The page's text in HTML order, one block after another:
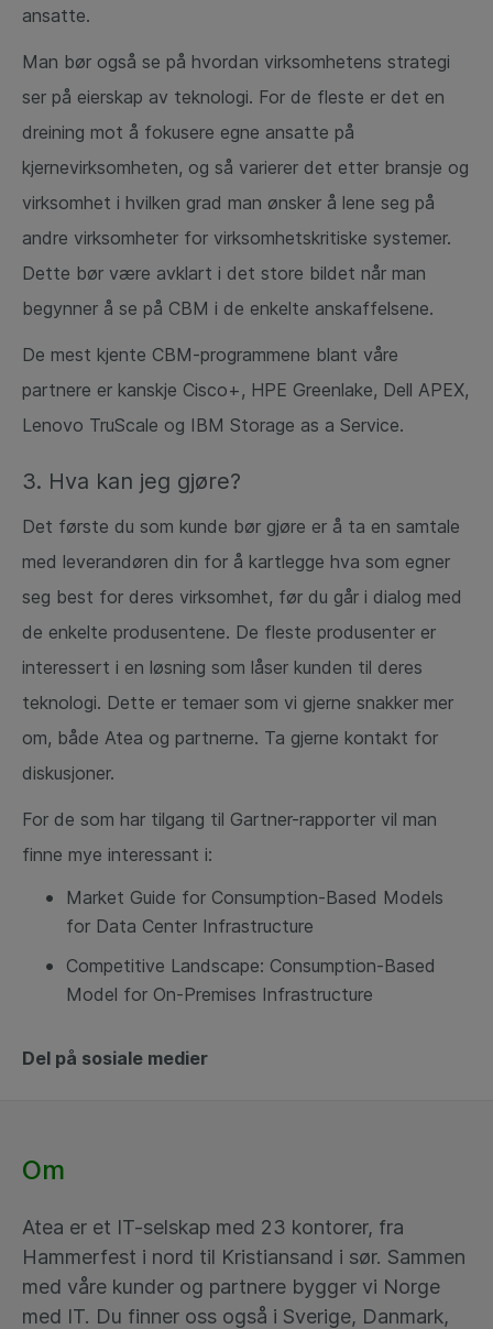
ansatte.
Man bør også se på hvordan virksomhetens strategi
ser på eierskap av teknologi. For de fleste er det en
dreining mot å fokusere egne ansatte på
kjernevirksomheten, og så varierer det etter bransje og
virksomhet i hvilken grad man ønsker å lene seg på
andre virksomheter for virksomhetskritiske systemer.
Dette bør være avklart i det store bildet når man
begynner å se på CBM i de enkelte anskaffelsene.
De mest kjente CBM-programmene blant våre
partnere er kanskje Cisco+, HPE Greenlake, Dell APEX,
Lenovo TruScale og IBM Storage as a Service.
3. Hva kan jeg gjøre?
Det første du som kunde bør gjøre er å ta en samtale
med leverandøren din for å kartlegge hva som egner
seg best for deres virksomhet, før du går i dialog med
de enkelte produsentene. De fleste produsenter er
interessert i en løsning som låser kunden til deres
teknologi. Dette er temaer som vi gjerne snakker mer
om, både Atea og partnerne. Ta gjerne kontakt for
diskusjoner.
For de som har tilgang til Gartner-rapporter vil man
finne mye interessant i:
Market Guide for Consumption-Based Models
for Data Center Infrastructure
Competitive Landscape: Consumption-Based
Model for On-Premises Infrastructure
Del på sosiale medier
Om
Atea er et IT-selskap med 23 kontorer, fra
Hammerfest i nord til Kristiansand i sør. Sammen
med våre kunder og partnere bygger vi Norge
med IT. Du finner oss også i Sverige, Danmark,